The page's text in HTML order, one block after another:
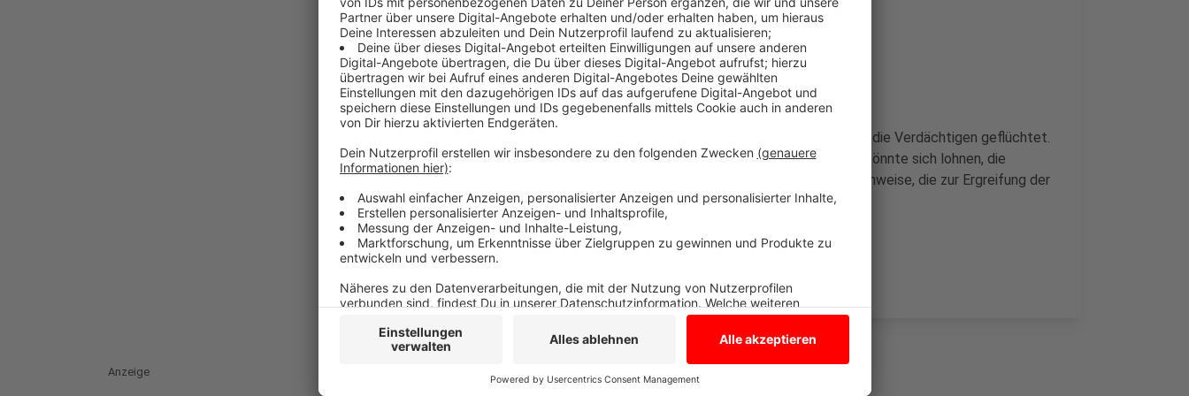
10.000 Euro Belohnung für Hinweise
Anzeige
Dabei wurde Alarm und die Nebelanlage ausgelöst. Daraufhin sind die Verdächtigen geflüchtet.
Wer sie gesehen hat, darf sich gerne bei der Polizei melden. Das könnte sich lohnen, die
Sparkasse Westmünsterland bietet 10.000 Euro Belohnung für Hinweise, die zur Ergreifung der
Täter führen.
Anzeige
Anzeige